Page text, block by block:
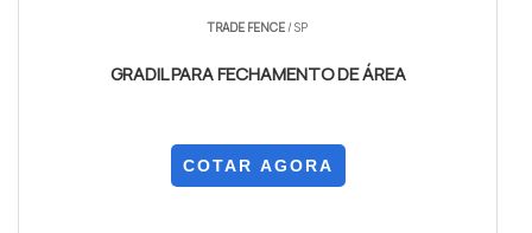
TRADE FENCE/ SP
GRADIL PARA FECHAMENTO DE ÁREA
COTAR AGORA